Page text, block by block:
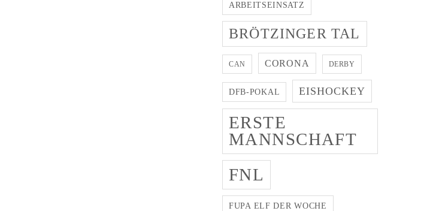
ARBEITSEINSATZ
BRÖTZINGER TAL
CAN CORONA DERBY
DFB-POKAL EISHOCKEY
ERSTE
MANNSCHAFT
FNL
FUPA ELF DER WOCHE